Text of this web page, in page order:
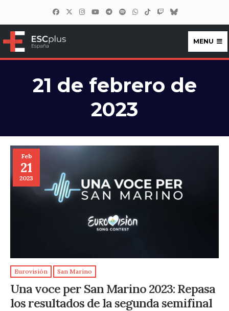
ESCplus España
MENU
21 de febrero de
2023
Feb
21
2023
Eurovisión San Marino
Una voce per San Marino 2023: Repasa
los resultados de la segunda semifinal